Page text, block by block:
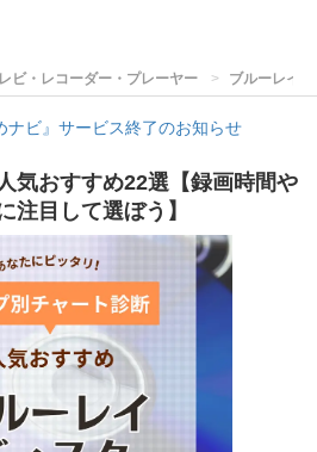
ビ・レコーダー・プレーヤー ブルーレイ
ナビ』サービス終了のお知らせ
気おすすめ22選【録画時間や
注目して選ぼう】